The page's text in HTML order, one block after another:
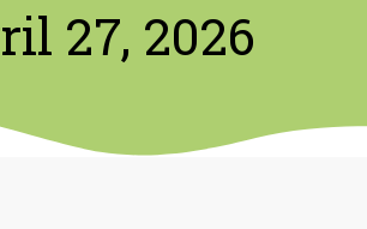
27, 2026